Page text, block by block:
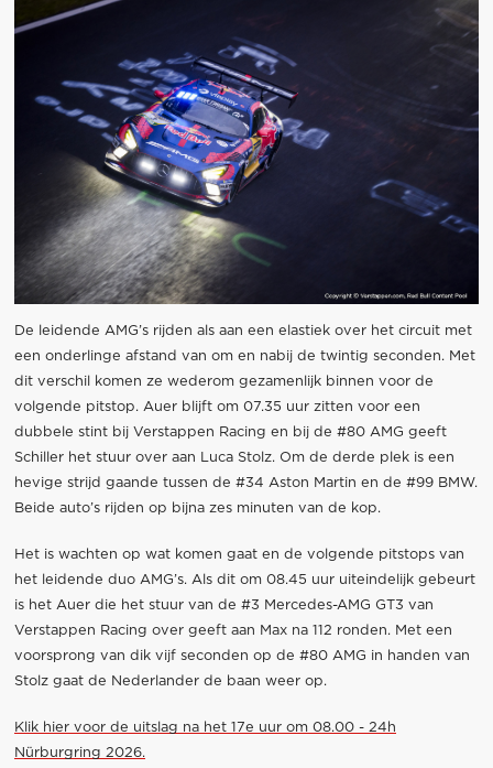
De leidende AMG’s rijden als aan een elastiek over het circuit met
een onderlinge afstand van om en nabij de twintig seconden. Met
dit verschil komen ze wederom gezamenlijk binnen voor de
volgende pitstop. Auer blijft om 07.35 uur zitten voor een
dubbele stint bij Verstappen Racing en bij de #80 AMG geeft
Schiller het stuur over aan Luca Stolz. Om de derde plek is een
hevige strijd gaande tussen de #34 Aston Martin en de #99 BMW.
Beide auto’s rijden op bijna zes minuten van de kop.
Het is wachten op wat komen gaat en de volgende pitstops van
het leidende duo AMG’s. Als dit om 08.45 uur uiteindelijk gebeurt
is het Auer die het stuur van de #3 Mercedes-AMG GT3 van
Verstappen Racing over geeft aan Max na 112 ronden. Met een
voorsprong van dik vijf seconden op de #80 AMG in handen van
Stolz gaat de Nederlander de baan weer op.
Klik hier voor de uitslag na het 17e uur om 08.00 - 24h
Nürburgring 2026.